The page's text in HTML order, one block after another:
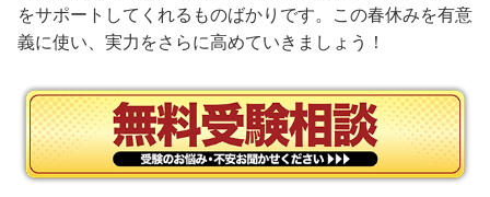
をサポートしてくれるものばかりです。この春休みを有意
義に使い、実力をさらに高めていきましょう！